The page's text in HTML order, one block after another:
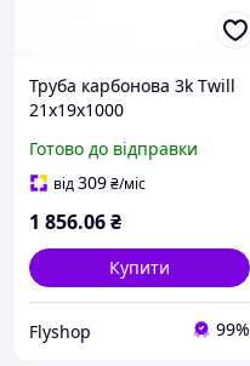
Труба карбонова 3k Twill
21х19х1000
Готово до відправки
від309₴/міс
1 856.06₴
Купити
Flyshop 99%